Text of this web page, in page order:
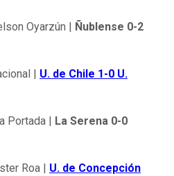
Oyarzún |
Ñublense 0-2
| U. de Chile 1-0 U.
Portada |
La Serena 0-0
Roa | U. de Concepción